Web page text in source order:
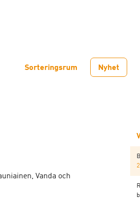
Sorteringsrum Nyhet
Vanda och